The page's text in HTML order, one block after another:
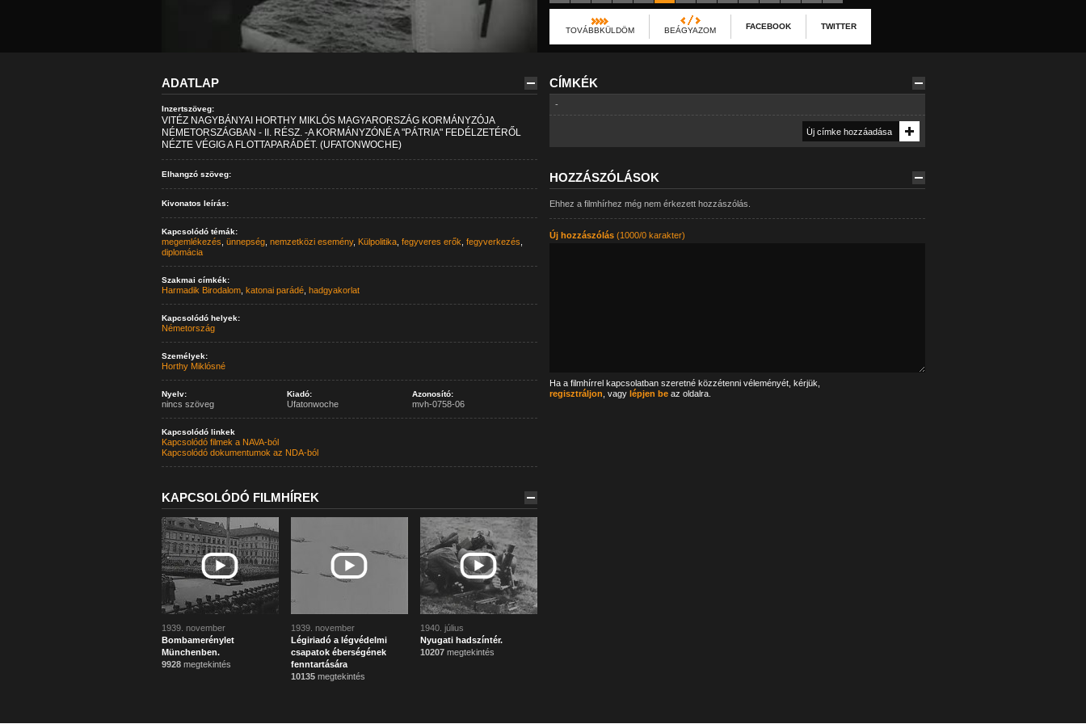
TOVÁBBKÜLDÖM BEÁGYAZOM FACEBOOK TWITTER
ADATLAP
Inzertszöveg:
VITÉZ NAGYBÁNYAI HORTHY MIKLÓS MAGYARORSZÁG KORMÁNYZÓJA
NÉMETORSZÁGBAN - II. RÉSZ. -A KORMÁNYZÓNÉ A "PÁTRIA" FEDÉLZETÉRŐL
NÉZTE VÉGIG A FLOTTAPARÁDÉT. (UFATONWOCHE)
Elhangzó szöveg:
Kivonatos leírás:
Kapcsolódó témák:
megemlékezés ünnepség, nemzetközi esemény, Külpolitika, fegyveres erők fegyverkezés
diplomácia
Szakmai címkék:
Harmadik Birodalom, katonai parádé, hadgyakorlat
Kapcsolódó helyek:
Németország
Személyek:
Horthy Miklósné
Nyelv:
nincs szöveg
Kiadó:
Ufatonwoche
Azonosító:
mvh-0758-06
Kapcsolódó linkek
Kapcsolódó filmek a NAVA-ból
Kapcsolódó dokumentumok az NDA-ból
KAPCSOLÓDÓ FILMHÍREK
1939. november
Bombamerénylet
Münchenben.
9928megtekintés
1939. november
Légiriadó a légvédelmi
csapatok éberségének
fenntartására
10135megtekintés
1940. július
Nyugati hadszíntér.
10207megtekintés
CÍMKÉK
-
HOZZÁSZÓLÁSOK
Ehhez a filmhírhez még nem érkezett hozzászólás.
Új hozzászólás(1000/0 karakter)
Ha a filmhírrel kapcsolatban szeretné közzétenni véleményét, kérjük,
regisztráljon , vagy lépjen beaz oldalra.